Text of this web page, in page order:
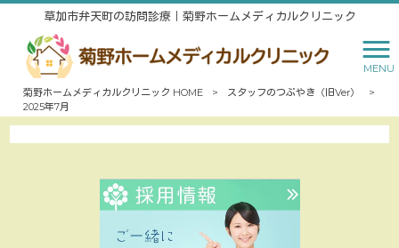
草加市弁天町の訪問診療｜菊野ホームメディカルクリニック
MENU
2025年7月
菊野ホームメディカルクリニック HOME > スタッフのつぶやき（旧Ver）
>
2025年7月